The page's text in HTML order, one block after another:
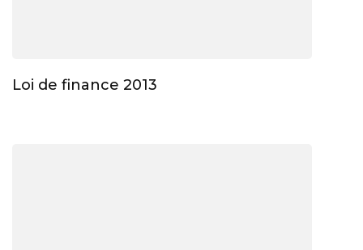
Loi de finance 2013